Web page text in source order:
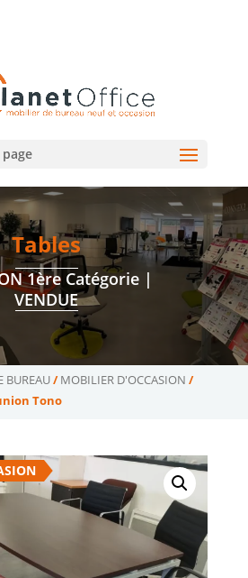
Tables
1ère Catégorie |
VENDUE
BUREAU/MOBILIER D'OCCASION /
Tono